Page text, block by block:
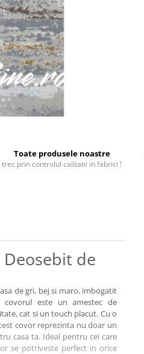
Toate produsele noastre
trec prin controlul calitatii in fabrici !
de
de gri, bej si maro, imbogatit
este un amestec de
cat si un touch placut. Cu o
covor reprezinta nu doar un
casa ta. Ideal pentru cei care
se potriveste perfect in orice